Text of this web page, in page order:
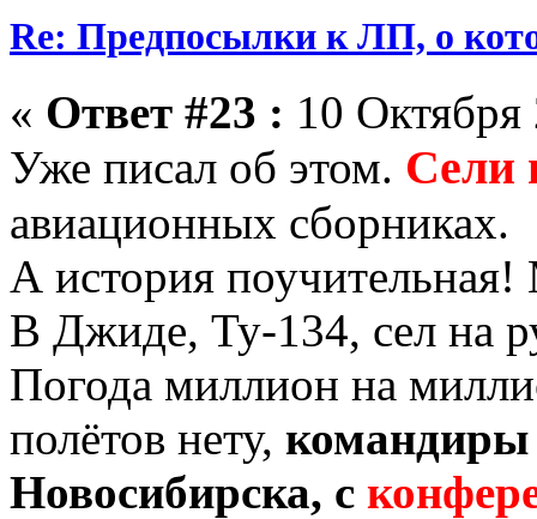
Re: Предпосылки к ЛП, о
« Ответ #23 : 10
Уже писал об этом. Сели
авиационных сборниках.
А история
В Джиде, Ту-134, сел на
Погода миллион на
полётов нету,
Новосибирска, с